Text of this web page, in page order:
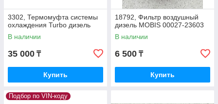
3302, Термомуфта системы
охлаждения Turbo дизель
В наличии
35 000 ₸
Купить
18792, Фильтр воздушный
дизель MOBIS 00027-23603
В наличии
6 500 ₸
Купить
Подбор по VIN-коду